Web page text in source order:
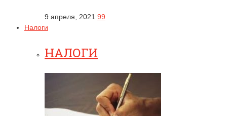
9 апреля, 2021 99
Налоги
НАЛОГИ